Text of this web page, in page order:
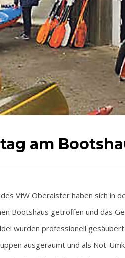
am
VfW Oberalster haben sich in
Bootshaus getroffen und das
wurden professionell
ausgeräumt und als Not-